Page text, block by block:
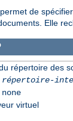
de
Elle
répertoire des
répertoire-
virtuel